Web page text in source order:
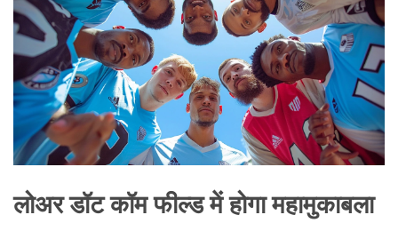
लोअर डॉट कॉम फील्ड में होगा महामुकाबला